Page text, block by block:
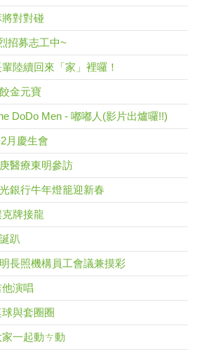
將對對碰
招募志工中~
陸續回來「家」裡囉！
金元寶
DoDo Men - 嘟嘟人(影片出爐囉!!)
月慶生會
醫療東明參訪
銀行牛年燈籠迎新春
克牌接龍
趴
長照機構員工會議兼摸彩
他演唱
球與套圈圈
一起動ㄘ動